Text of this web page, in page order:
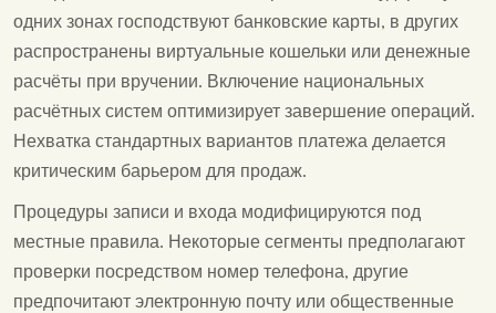
одних зонах господствуют банковские карты, в других
распространены виртуальные кошельки или денежные
расчёты при вручении. Включение национальных
расчётных систем оптимизирует завершение операций.
Нехватка стандартных вариантов платежа делается
критическим барьером для продаж.
Процедуры записи и входа модифицируются под
местные правила. Некоторые сегменты предполагают
проверки посредством номер телефона, другие
предпочитают электронную почту или общественные